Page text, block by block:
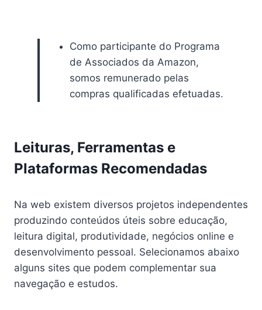
Como participante do Programa
de Associados da Amazon,
somos remunerado pelas
compras qualificadas efetuadas.
Leituras, Ferramentas e
Plataformas Recomendadas
Na web existem diversos projetos independentes
produzindo conteúdos úteis sobre educação,
leitura digital, produtividade, negócios online e
desenvolvimento pessoal. Selecionamos abaixo
alguns sites que podem complementar sua
navegação e estudos.